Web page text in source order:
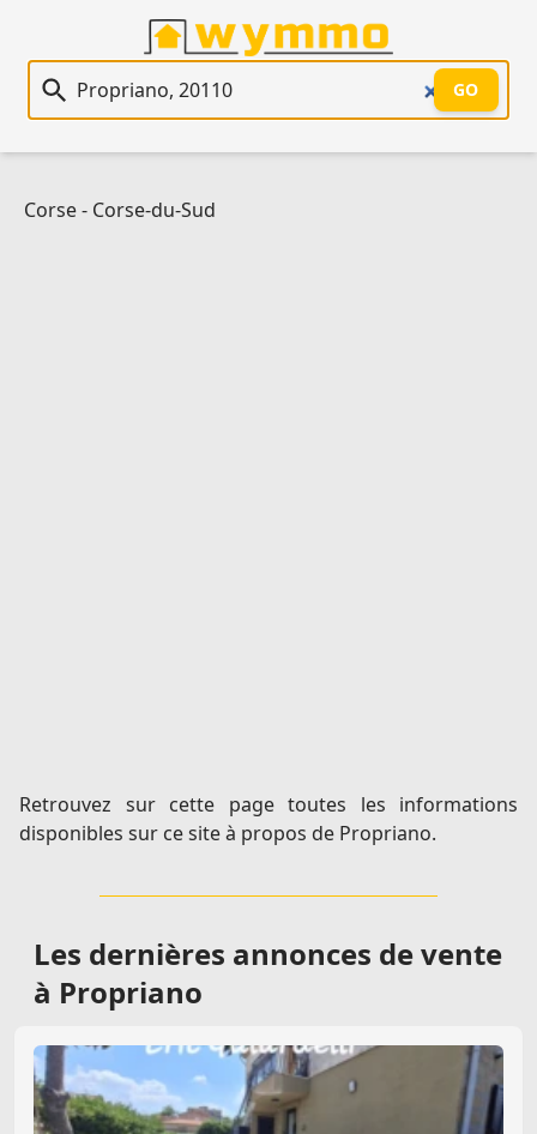
Recherche immobilière
GO
Corse- Corse-du-Sud
Retrouvez sur cette page toutes les informations
disponibles sur ce site à propos de Propriano.
Les dernières annonces de vente
à Propriano